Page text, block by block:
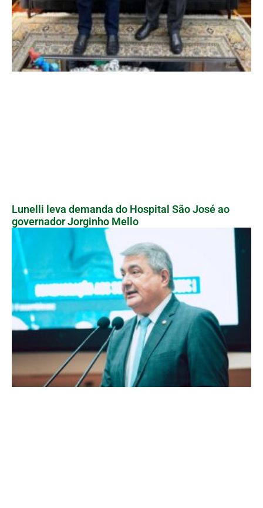
Lunelli leva demanda do Hospital São José ao
governador Jorginho Mello